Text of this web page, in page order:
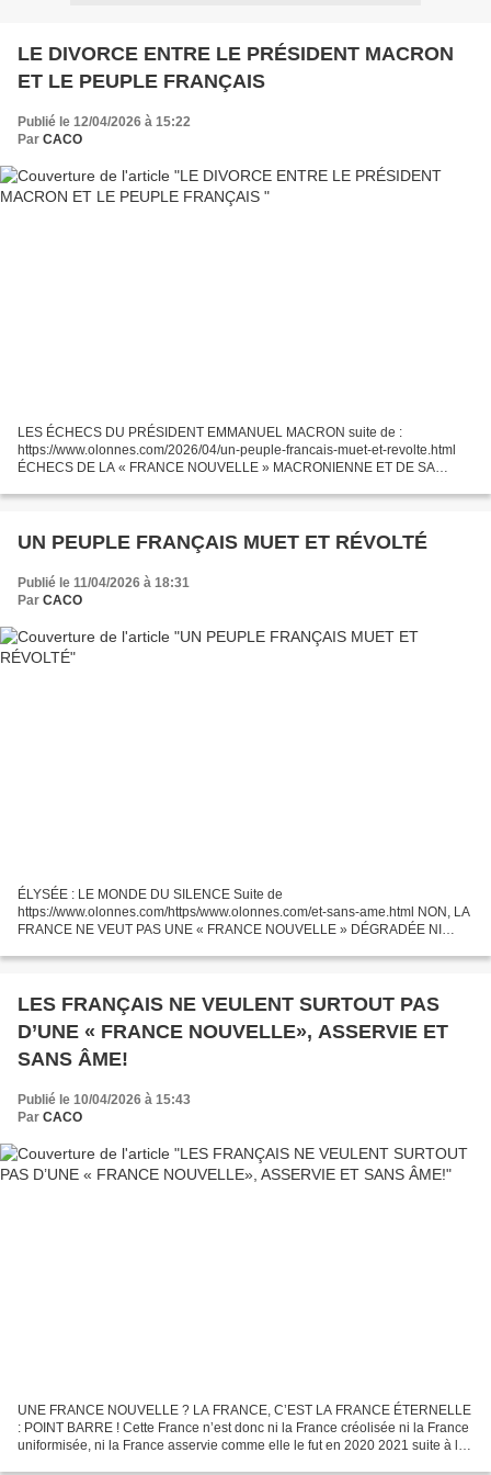
LE DIVORCE ENTRE LE PRÉSIDENT MACRON
ET LE PEUPLE FRANÇAIS
Publié le 12/04/2026 à 15:22
Par CACO
LES ÉCHECS DU PRÉSIDENT EMMANUEL MACRON suite de :
https://www.olonnes.com/2026/04/un-peuple-francais-muet-et-revolte.html
ÉCHECS DE LA « FRANCE NOUVELLE » MACRONIENNE ET DE SA
première fois,...
UN PEUPLE FRANÇAIS MUET ET RÉVOLTÉ
Publié le 11/04/2026 à 18:31
Par CACO
ÉLYSÉE : LE MONDE DU SILENCE Suite de
https://www.olonnes.com/https/www.olonnes.com/et-sans-ame.html NON, LA
FRANCE NE VEUT PAS UNE « FRANCE NOUVELLE » DÉGRADÉE NI
L’ambition du Président MACRON en...
LES FRANÇAIS NE VEULENT SURTOUT PAS
D’UNE « FRANCE NOUVELLE», ASSERVIE ET
SANS ÂME!
Publié le 10/04/2026 à 15:43
Par CACO
UNE FRANCE NOUVELLE ? LA FRANCE, C’EST LA FRANCE ÉTERNELLE
: POINT BARRE ! Cette France n’est donc ni la France créolisée ni la France
uniformisée, ni la France asservie comme elle le fut en 2020 2021 suite à la